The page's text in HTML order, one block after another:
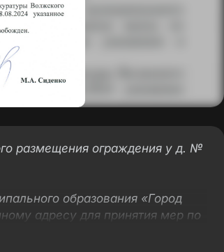
размещения ограждения у д. №
образования «Город
адресу для принятия мер по